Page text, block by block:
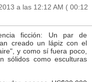
a las 12:12 AM ( 00:12
ficción: Un par de
creado un lápiz con el
y como sí fuera poco,
sólidos como esculturas